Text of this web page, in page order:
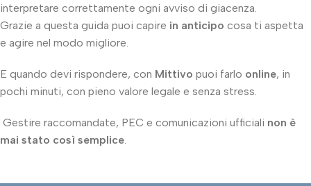
interpretare correttamente ogni avviso di giacenza.
Grazie a questa guida puoi capire in anticipo cosa ti aspetta
e agire nel modo migliore.
E quando devi rispondere, con Mittivo puoi farlo online, in
pochi minuti, con pieno valore legale e senza stress.
Gestire raccomandate, PEC e comunicazioni ufficiali non è
mai stato così semplice